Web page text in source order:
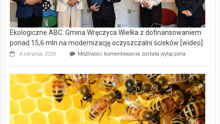
Ekologiczne ABC. Gmina Wręczyca Wielka z dofinansowaniem
ponad 15,6 mln na modernizację oczyszczalni ścieków [wideo]
4 sierpnia, 2026 Możliwość komentowania Ekologiczne
Wręczyca
Wielka
z
dofinansowaniem
ponad
15,6
została wyłączona